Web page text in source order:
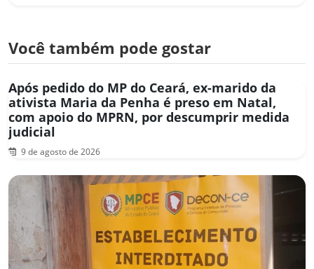
Você também pode gostar
Após pedido do MP do Ceará, ex-marido da
ativista Maria da Penha é preso em Natal,
com apoio do MPRN, por descumprir medida
judicial
9 de agosto de 2026